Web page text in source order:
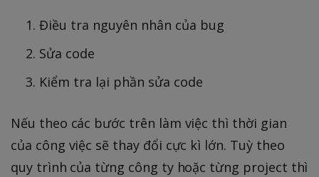
Điều tra nguyên nhân của bug
Sửa code
Kiểm tra lại phần sửa code
Nếu theo các bước trên làm việc thì thời gian
của công việc sẽ thay đổi cực kì lớn. Tuỳ theo
quy trình của từng công ty hoặc từng project thì